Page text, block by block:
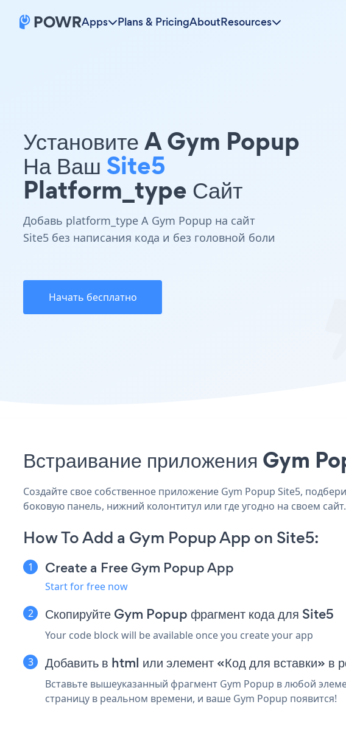
Apps Plans & PricingAboutResources
Установите A Gym Popup
На Ваш Site5
Platform_type Сайт
Добавь platform_type A Gym Popup на сайт
Site5 без написания кода и без головной боли
Начать бесплатно
Встраивание приложения Gym
Создайте свое собственное приложение Gym Popup Site5,
боковую панель, нижний колонтитул или где угодно на своем сайт.
How To Add a Gym Popup App on Site5:
Create a Free Gym Popup App
Start for free now
Скопируйте Gym Popup фрагмент кода для Site5
Your code block will be available once you create your app
Добавить в html или элемент «Код для вставки» в
Вставьте вышеуказанный фрагмент Gym Popup в любой
страницу в реальном времени, и ваше Gym Popup появится!